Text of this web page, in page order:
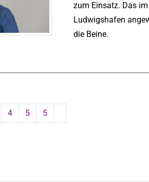
zum Einsatz. Das
Ludwigshafen
die Beine.
4 5 5